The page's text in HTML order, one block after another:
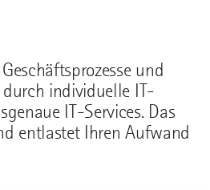
und
individuelle IT-
IT-Services. Das
entlastet Ihren Aufwand